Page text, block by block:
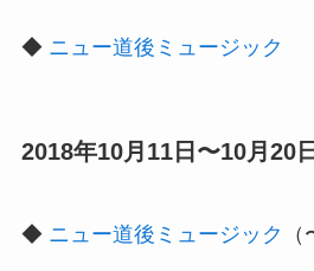
◆ ニュー道後ミュージック
2018年10月11日〜10月20
◆ ニュー道後ミュージック